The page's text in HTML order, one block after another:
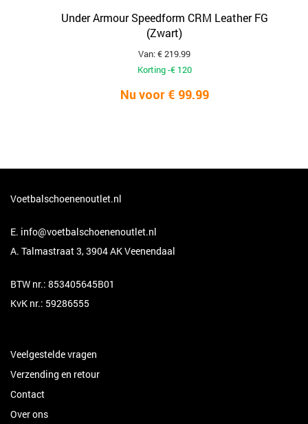
Under Armour Speedform CRM Leather FG
(Zwart)
Van: € 219.99
Korting -€ 120
Nu voor € 99.99
Voetbalschoenenoutlet.nl
E. info@voetbalschoenenoutlet.nl
A. Talmastraat 3, 3904 AK Veenendaal
BTW nr.: 853405645B01
KvK nr.: 59286555
Veelgestelde vragen
Verzending en retour
Contact
Over ons